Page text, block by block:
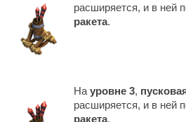
расширяется, и в ней
ракета.
На уровне 3,
расширяется, и в ней
ракета.